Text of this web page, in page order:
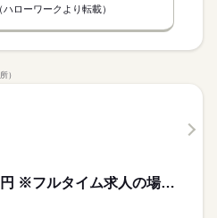
（ハローワークより転載）
）
194,000円〜250,000円 ※フルタイム求人の場合は月額（換算額）、パート求人の場合は時間額を表示しています。